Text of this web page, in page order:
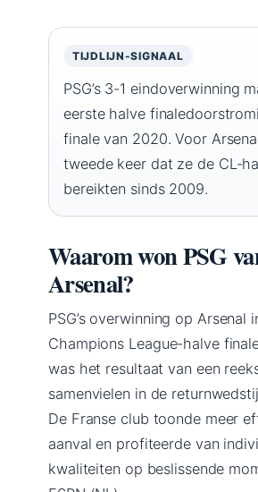
TIJDLIJN-SIGNAAL
PSG’s 3-1 eindoverwinning
eerste halve
finale van 2020. Voor
tweede keer dat ze de CL-
bereikten sinds 2009.
Waarom won PSG
Arsenal?
PSG’s overwinning op Arsenal
Champions League-halve
was het resultaat van een
samenvielen in de
De Franse club toonde meer
aanval en profiteerde van
kwaliteiten op beslissende